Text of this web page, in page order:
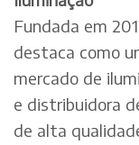
Fundada em
destaca como
mercado de
e distribuidora
de alta